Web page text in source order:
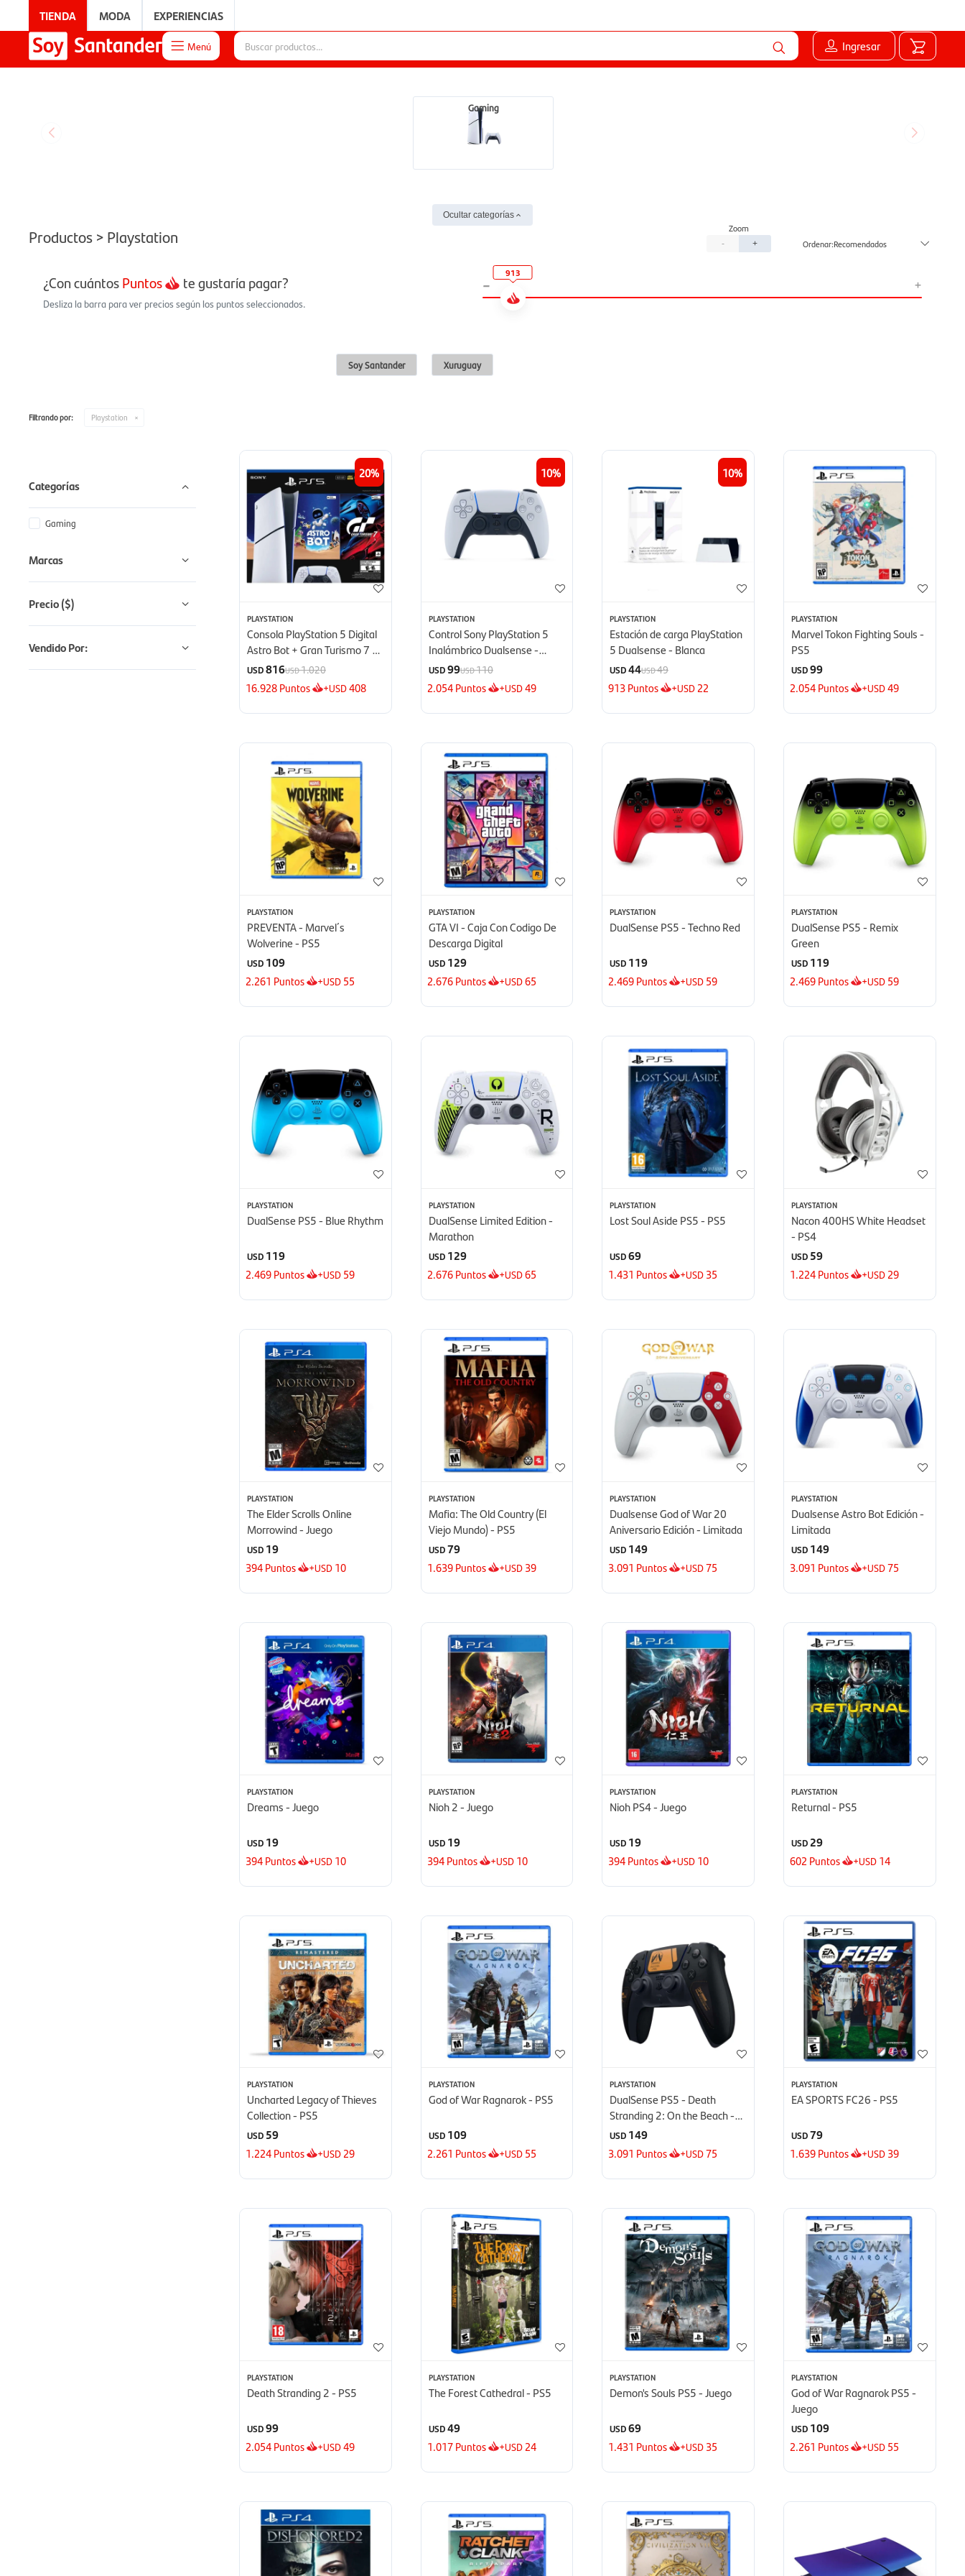
TIENDA MODA EXPERIENCIAS
 Menú Ingresar
Gaming
Ocultar categorías
Productos > Playstation - + Recomendados
¿Con cuántosPuntos te gustaría pagar?
Desliza la barra para ver precios según los puntos seleccionados.
- +
913
Soy Santander Xuruguay
Filtrando por: Playstation
20
PLAYSTATION
Consola PlayStation 5 Digital
Astro Bot + Gran Turismo 7 -
825GB
USD816USD1.020
16.928Puntos +USD408
10
PLAYSTATION
Control Sony PlayStation 5
Inalámbrico Dualsense -
Blanco
USD99USD110
2.054Puntos +USD49
10
PLAYSTATION
Estación de carga PlayStation
5 Dualsense - Blanca
USD44USD49
913Puntos +USD22
PLAYSTATION
Marvel Tokon Fighting Souls -
PS5
USD99
2.054Puntos +USD49
PLAYSTATION
PREVENTA - Marvel´s
Wolverine - PS5
USD 109
2.261 Puntos +USD 55
PLAYSTATION
GTA VI - Caja Con Codigo De
Descarga Digital
USD 129
2.676Puntos +USD65
PLAYSTATION
DualSense PS5 - Techno Red
USD 119
2.469Puntos +USD 59
PLAYSTATION
DualSense PS5 - Remix
Green
USD 119
2.469Puntos +USD 59
PLAYSTATION
DualSense PS5 - Blue Rhythm
USD 119
2.469Puntos +USD 59
PLAYSTATION
DualSense Limited Edition -
Marathon
USD 129
2.676Puntos +USD65
PLAYSTATION
Lost Soul Aside PS5 - PS5
USD69
1.431 Puntos +USD 35
PLAYSTATION
Nacon 400HS White Headset
- PS4
USD 59
1.224Puntos +USD 29
PLAYSTATION
The Elder Scrolls Online
Morrowind - Juego
USD 19
394Puntos +USD 10
PLAYSTATION
Mafia: The Old Country (El
Viejo Mundo) - PS5
USD79
1.639Puntos +USD 39
PLAYSTATION
Dualsense God of War 20
Aniversario Edición - Limitada
USD 149
3.091 Puntos +USD75
PLAYSTATION
Dualsense Astro Bot Edición -
Limitada
USD 149
3.091 Puntos +USD75
PLAYSTATION
Dreams - Juego
USD 19
394Puntos +USD 10
PLAYSTATION
Nioh 2 - Juego
USD 19
394Puntos +USD 10
PLAYSTATION
Nioh PS4 - Juego
USD 19
394Puntos +USD 10
PLAYSTATION
Returnal - PS5
USD 29
602 Puntos +USD 14
PLAYSTATION
Uncharted Legacy of Thieves
Collection - PS5
USD 59
1.224Puntos +USD29
PLAYSTATION
God of War Ragnarok - PS5
USD 109
2.261 Puntos +USD 55
PLAYSTATION
DualSense PS5 - Death
Stranding 2: On the Beach -
Edición Limitada
USD 149
3.091 Puntos +USD75
PLAYSTATION
EA SPORTS FC26 - PS5
USD79
1.639Puntos +USD 39
PLAYSTATION
Death Stranding 2 - PS5
USD99
2.054Puntos +USD49
PLAYSTATION
The Forest Cathedral - PS5
USD49
1.017Puntos +USD 24
PLAYSTATION
Demon's Souls PS5 - Juego
USD69
1.431 Puntos +USD 35
PLAYSTATION
God of War Ragnarok PS5 -
Juego
USD 109
2.261 Puntos +USD 55
Categorías
Gaming
Marcas
Precio($)
Vendido Por: